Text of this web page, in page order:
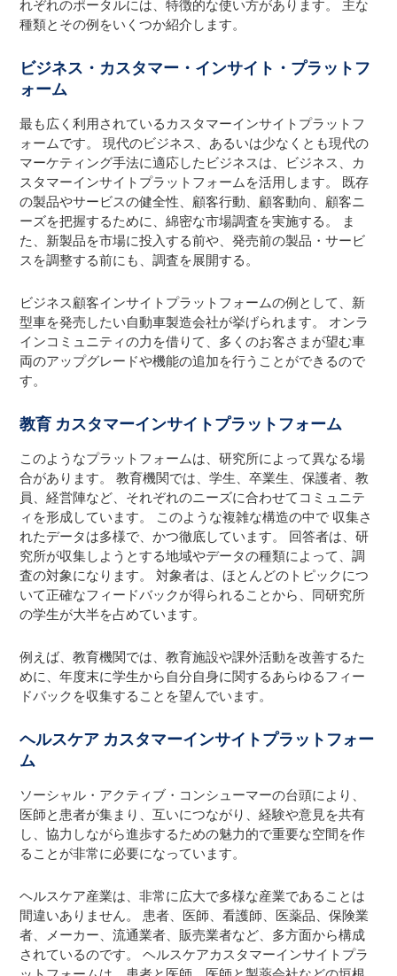
れぞれのポータルには、特徴的な使い方があります。 主な
種類とその例をいくつか紹介します。
ビジネス・カスタマー・インサイト・プラットフ
ォーム
最も広く利用されているカスタマーインサイトプラットフ
ォームです。 現代のビジネス、あるいは少なくとも現代の
マーケティング手法に適応したビジネスは、ビジネス、カ
スタマーインサイトプラットフォームを活用します。 既存
の製品やサービスの健全性、顧客行動、顧客動向、顧客ニ
ーズを把握するために、綿密な市場調査を実施する。 ま
た、新製品を市場に投入する前や、発売前の製品・サービ
スを調整する前にも、調査を展開する。
ビジネス顧客インサイトプラットフォームの例として、新
型車を発売したい自動車製造会社が挙げられます。 オンラ
インコミュニティの力を借りて、多くのお客さまが望む車
両のアップグレードや機能の追加を行うことができるので
す。
教育 カスタマーインサイトプラットフォーム
このようなプラットフォームは、研究所によって異なる場
合があります。 教育機関では、学生、卒業生、保護者、教
員、経営陣など、それぞれのニーズに合わせてコミュニテ
ィを形成しています。 このような複雑な構造の中で 収集さ
れたデータは多様で、かつ徹底しています。 回答者は、研
究所が収集しようとする地域やデータの種類によって、調
査の対象になります。 対象者は、ほとんどのトピックにつ
いて正確なフィードバックが得られることから、同研究所
の学生が大半を占めています。
例えば、教育機関では、教育施設や課外活動を改善するた
めに、年度末に学生から自分自身に関するあらゆるフィー
ドバックを収集することを望んでいます。
ヘルスケア カスタマーインサイトプラットフォー
ム
ソーシャル・アクティブ・コンシューマーの台頭により、
医師と患者が集まり、互いにつながり、経験や意見を共有
し、協力しながら進歩するための魅力的で重要な空間を作
ることが非常に必要になっています。
ヘルスケア産業は、非常に広大で多様な産業であることは
間違いありません。 患者、医師、看護師、医薬品、保険業
者、メーカー、流通業者、販売業者など、多方面から構成
されているのです。 ヘルスケアカスタマーインサイトプラ